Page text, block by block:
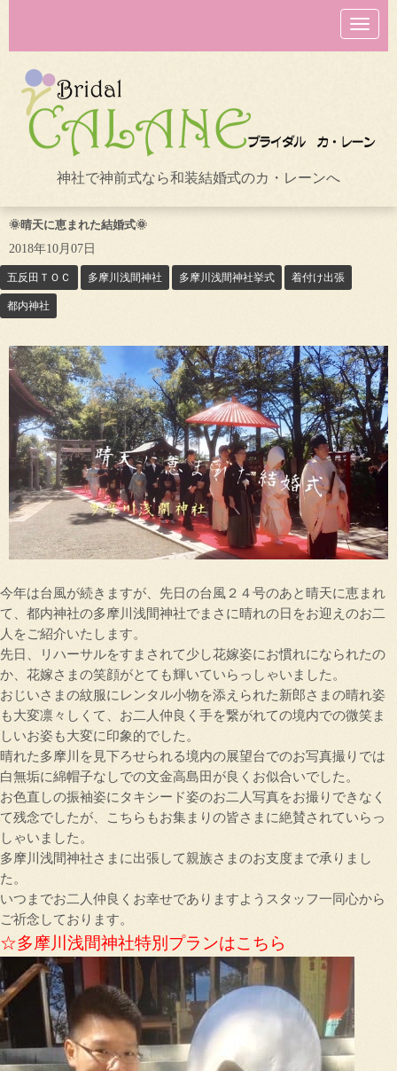
N
a
v
o
n
神社で神前式なら和装結婚式のカ・レーンへ
🌞晴天に恵まれた結婚式🌞
2018年10月07日
五反田ＴＯＣ 多摩川浅間神社 多摩川浅間神社挙式 着付け出張
都内神社
今年は台風が続きますが、先日の台風２４号のあと晴天に恵まれ
て、都内神社の多摩川浅間神社でまさに晴れの日をお迎えのお二
人をご紹介いたします。
先日、リハーサルをすまされて少し花嫁姿にお慣れになられたの
か、花嫁さまの笑顔がとても輝いていらっしゃいました。
おじいさまの紋服にレンタル小物を添えられた新郎さまの晴れ姿
も大変凛々しくて、お二人仲良く手を繋がれての境内での微笑ま
しいお姿も大変に印象的でした。
晴れた多摩川を見下ろせられる境内の展望台でのお写真撮りでは
白無垢に綿帽子なしでの文金高島田が良くお似合いでした。
お色直しの振袖姿にタキシード姿のお二人写真をお撮りできなく
て残念でしたが、こちらもお集まりの皆さまに絶賛されていらっ
しゃいました。
多摩川浅間神社さまに出張して親族さまのお支度まで承りまし
た。
いつまでお二人仲良くお幸せでありますようスタッフ一同心から
ご祈念しております。
☆多摩川浅間神社特別プランはこちら